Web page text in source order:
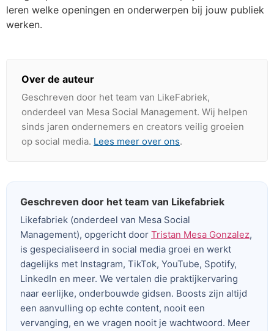
leren welke openingen en onderwerpen bij jouw publiek
werken.
Over de auteur
Geschreven door het team van LikeFabriek,
onderdeel van Mesa Social Management. Wij helpen
sinds jaren ondernemers en creators veilig groeien
op social media. Lees meer over ons.
Geschreven door het team van Likefabriek
Likefabriek (onderdeel van Mesa Social
Management), opgericht door Tristan Mesa Gonzalez,
is gespecialiseerd in social media groei en werkt
dagelijks met Instagram, TikTok, YouTube, Spotify,
LinkedIn en meer. We vertalen die praktijkervaring
naar eerlijke, onderbouwde gidsen. Boosts zijn altijd
een aanvulling op echte content, nooit een
vervanging, en we vragen nooit je wachtwoord. Meer